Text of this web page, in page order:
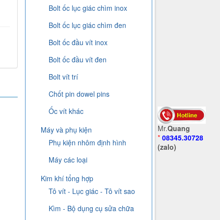
Bolt ốc lục giác chìm inox
Bolt ốc lục giác chìm đen
Bolt ốc đầu vít inox
Bolt ốc đầu vít đen
Bolt vít trí
Chốt pin dowel pins
Ốc vít khác
Máy và phụ kiện
Phụ kiện nhôm định hình
Máy các loại
Kim khí tổng hợp
Tô vít - Lục giác - Tô vít sao
Kìm - Bộ dụng cụ sửa chữa
Mr.Quang
* 08345.30728
(zalo)